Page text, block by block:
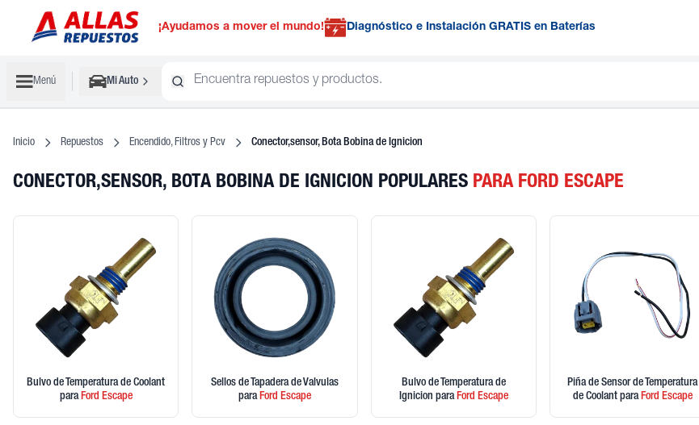
¡Ayudamos a mover el mundo! Diagnóstico e Instalación GRATIS en Baterías
Menú Mi Auto
Inicio Repuestos Encendido, Filtros y Pcv Conector,sensor, Bota Bobina de Ignicion
CONECTOR,SENSOR, BOTA BOBINA DE IGNICION POPULARES PARA FORD ESCAPE
Bulvo de Temperatura de Coolant
paraFord Escape
Sellos de Tapadera de Valvulas
paraFord Escape
Bulvo de Temperatura de
Ignicion paraFord Escape
Piña de Sensor de Temperatura
de Coolant paraFord Escape